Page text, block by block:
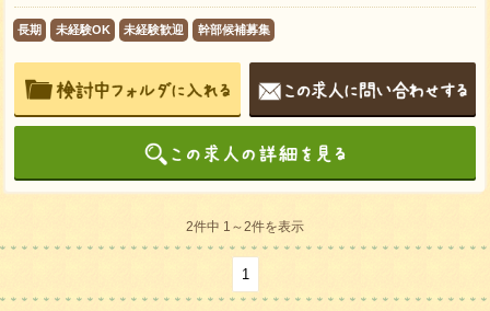
長期 未経験OK 未経験歓迎 幹部候補募集
2件中 1～2件を表示
1